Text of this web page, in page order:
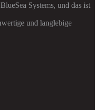
Systems, und das ist
und langlebige